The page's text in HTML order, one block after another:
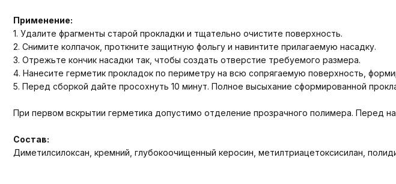
Применение:
1. Удалите фрагменты старой прокладки и тщательно очистите поверхность.
2. Снимите колпачок, проткните защитную фольгу и навинтите прилагаемую насадку.
3. Отрежьте кончик насадки так, чтобы создать отверстие требуемого размера.
4. Нанесите герметик прокладок по периметру на всю сопрягаемую поверхность,
5. Перед сборкой дайте просохнуть 10 минут. Полное высыхание сформированной
При первом вскрытии герметика допустимо отделение прозрачного полимера.
Состав:
Диметилсилоксан, кремний, глубокоочищенный керосин, метилтриацетоксисилан,